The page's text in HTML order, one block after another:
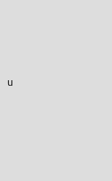
u